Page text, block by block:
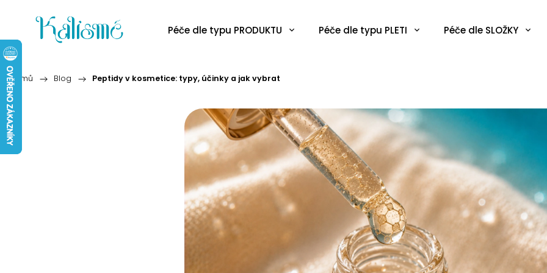
Péče dle typu PRODUKTU Péče dle typu PLETI Péče dle SLOŽKY
Domů / Blog / Peptidy v kosmetice: typy, účinky a jak vybrat